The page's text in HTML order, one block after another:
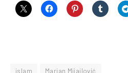
islam Marjan Mijajlović